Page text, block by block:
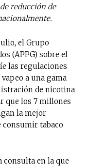
reducción de
el Grupo
(APPG) sobre el
las regulaciones
a una gama
de nicotina
que los 7 millones
la mejor
consumir tabaco
consulta en la que